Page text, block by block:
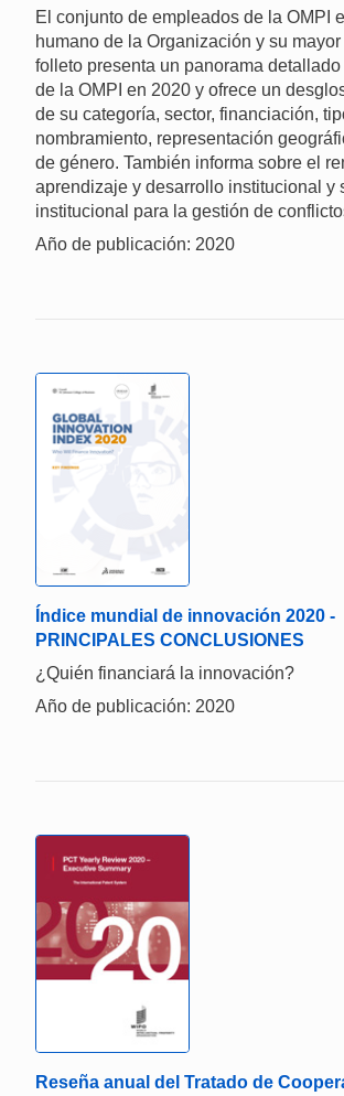
El conjunto de empleados de la OMPI
humano de la Organización y su
folleto presenta un panorama detallado
de la OMPI en 2020 y ofrece un
de su categoría, sector, financiación,
nombramiento, representación
de género. También informa sobre el
aprendizaje y desarrollo institucional y
institucional para la gestión de
Año de publicación: 2020
Índice mundial de innovación 2020 -
PRINCIPALES CONCLUSIONES
¿Quién financiará la innovación?
Año de publicación: 2020
Reseña anual del Tratado de